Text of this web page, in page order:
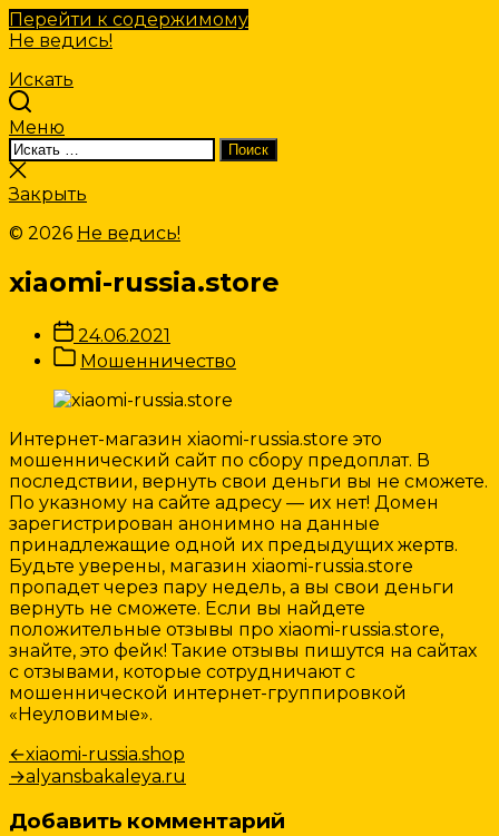
Перейти к содержимому
Не ведись!
Искать
Меню
Искать:
Поиск
Закрыть
поиск
Закрыть
© 2026 Не ведись!
xiaomi-russia.store
Дата
записи
24.06.2021
Категории
Записи
Мошенничество
Интернет-магазин xiaomi-russia.store это
мошеннический сайт по сбору предоплат. В
последствии, вернуть свои деньги вы не сможете.
По указному на сайте адресу — их нет! Домен
зарегистрирован анонимно на данные
принадлежащие одной их предыдущих жертв.
Будьте уверены, магазин xiaomi-russia.store
пропадет через пару недель, а вы свои деньги
вернуть не сможете. Если вы найдете
положительные отзывы про xiaomi-russia.store,
знайте, это фейк! Такие отзывы пишутся на сайтах
с отзывами, которые сотрудничают с
мошеннической интернет-группировкой
«Неуловимые».
Навигация
по
записям
←Предыдущая
запись:
xiaomi-russia.shop
→Следующая
alyansbakaleya.ru
Добавить комментарий